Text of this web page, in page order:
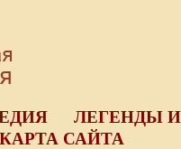
ЛЕГЕНДЫ И
КАРТА САЙТА